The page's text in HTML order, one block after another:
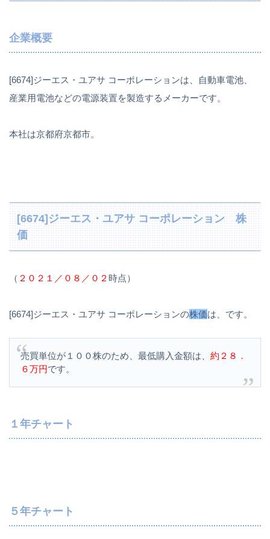
企業概要
[6674]ジーエス・ユアサ コーポレーションは、自動車電池、
産業用電池などの電源装置を製造するメーカーです。
本社は京都府京都市。
[6674]ジーエス・ユアサ コーポレーション 株
価
（ ２０２１／０８／０２時点）
[6674]ジーエス・ユアサ コーポレーションの株価は、 です。
売買単位が１００株のため、最低購入金額は、 約２８．
６万円です。
１年チャート
５年チャート